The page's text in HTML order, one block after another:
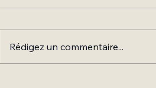
Rédigez un commentaire...